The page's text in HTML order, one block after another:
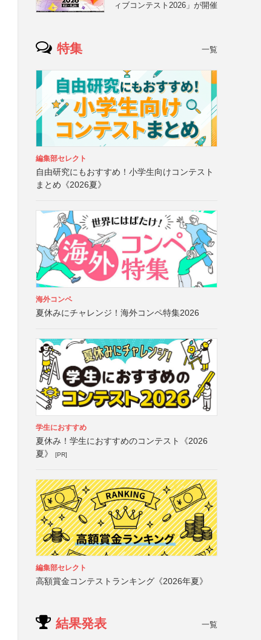
ィブコンテスト2026」が開催
特集 一覧
編集部セレクト
自由研究にもおすすめ！小学生向けコンテスト
まとめ《2026夏》
海外コンペ
夏休みにチャレンジ！海外コンペ特集2026
学生におすすめ
夏休み！学生におすすめのコンテスト《2026
夏》
[PR]
編集部セレクト
高額賞金コンテストランキング《2026年夏》
結果発表 一覧